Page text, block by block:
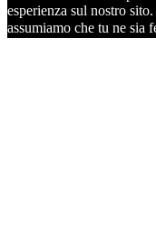
esperienza sul nostro
assumiamo che tu ne sia